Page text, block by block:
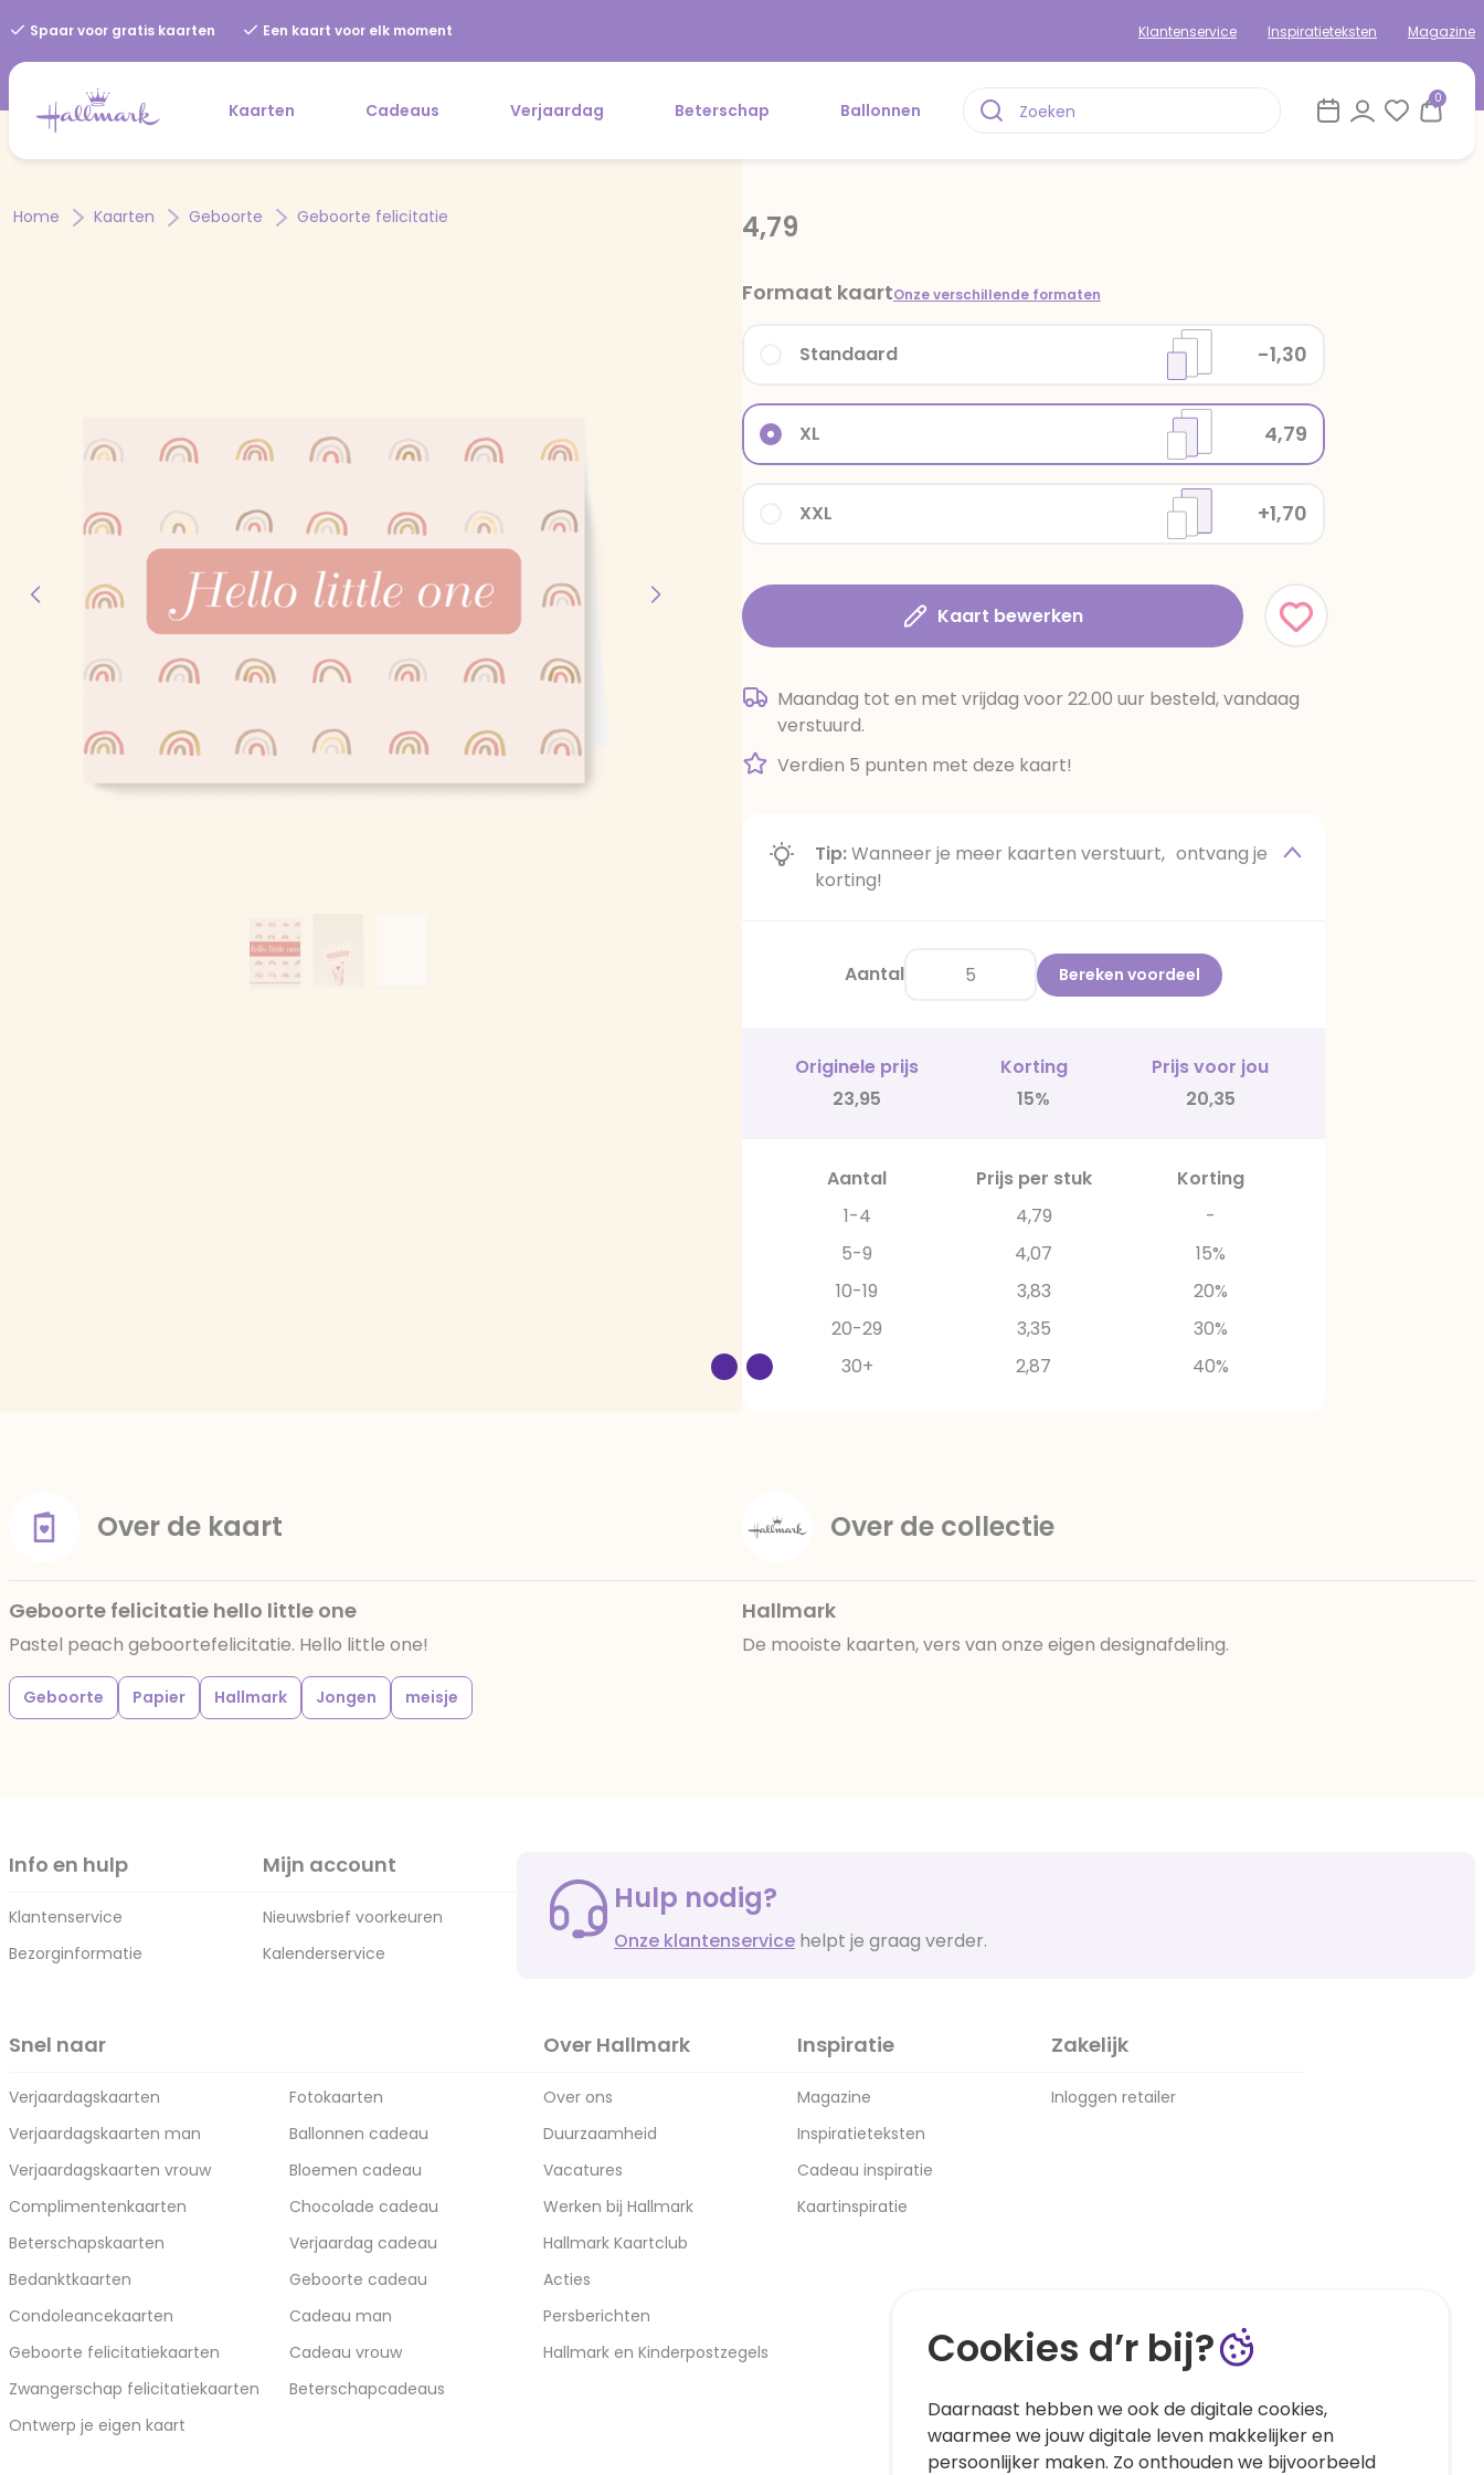
Spaar voor gratis kaarten Een kaart voor elk moment Klantenservice Inspiratieteksten Magazine
Kaarten Cadeaus Verjaardag Beterschap Ballonnen
0
Home Kaarten Geboorte Geboorte felicitatie 4,79
Formaat kaartOnze verschillende formaten
XXL +1,70
XL 4,79
Standaard -1,30
Kaart bewerken
Maandag tot en met vrijdag voor 22.00 uur besteld, vandaag
verstuurd.
Verdien 5 punten met deze kaart!
Tip:Wanneer je meer kaarten verstuurt, ontvang je
korting!
Aantal Bereken voordeel
Originele prijs Korting
Prijs voor jou
23,95
15% 20,35
Aantal Prijs per stuk
Korting
1-4
4,79
-
5-9
4,07
15%
10-19
3,83
20%
20-29
3,35
30%
30+
2,87 40%
Over de kaart
Geboorte felicitatie hello little one
Pastel peach geboortefelicitatie. Hello little one!
Geboorte Papier Hallmark Jongen meisje
Over de collectie
Hallmark
De mooiste kaarten, vers van onze eigen designafdeling.
Info en hulp
Klantenservice
Bezorginformatie
Mijn account
Nieuwsbrief voorkeuren
Kalenderservice
Hulp nodig?
Onze klantenservice helpt je graag verder.
Snel naar
Verjaardagskaarten
Verjaardagskaarten man
Verjaardagskaarten vrouw
Complimentenkaarten
Beterschapskaarten
Bedanktkaarten
Condoleancekaarten
Geboorte felicitatiekaarten
Zwangerschap felicitatiekaarten
Ontwerp je eigen kaart
Fotokaarten
Ballonnen cadeau
Bloemen cadeau
Chocolade cadeau
Verjaardag cadeau
Geboorte cadeau
Cadeau man
Cadeau vrouw
Beterschapcadeaus
Over Hallmark
Over ons
Duurzaamheid
Vacatures
Werken bij Hallmark
Hallmark Kaartclub
Acties
Persberichten
Hallmark en Kinderpostzegels
Inspiratie
Magazine
Inspiratieteksten
Cadeau inspiratie
Kaartinspiratie
Zakelijk
Inloggen retailer
Cookies d’r bij?
Daarnaast hebben we ook de digitale cookies,
waarmee we jouw digitale leven makkelijker en
persoonlijker maken. Zo onthouden we bijvoorbeeld